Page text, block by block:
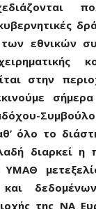
εθνικών
στην
όλο το
διαρκεί η
της ΝΑ